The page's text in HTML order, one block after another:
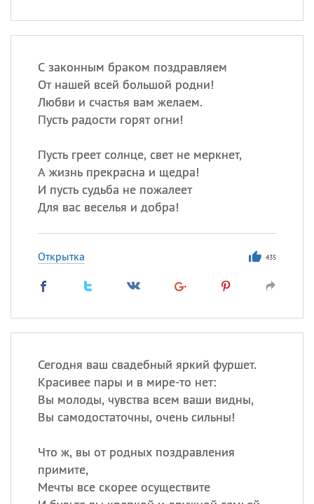
С законным браком поздравляем
От нашей всей большой родни!
Любви и счастья вам желаем.
Пусть радости горят огни!
Пусть греет солнце, свет не меркнет,
А жизнь прекрасна и щедра!
И пусть судьба не пожалеет
Для вас веселья и добра!
Открытка 435
Сегодня ваш свадебный яркий фуршет.
Красивее пары и в мире-то нет:
Вы молоды, чувства всем ваши видны,
Вы самодостаточны, очень сильны!
Что ж, вы от родных поздравления
примите,
Мечты все скорее осуществите